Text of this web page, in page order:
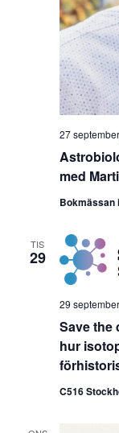
med
27
Bokmässan
TIS
29
Save the
hur
29
C516